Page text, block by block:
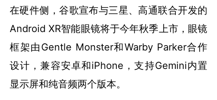
在硬件侧，谷歌宣布与三星、高通联合开发的
Android XR智能眼镜将于今年秋季上市，眼镜
框架由Gentle Monster和Warby Parker合作
设计，兼容安卓和iPhone，支持Gemini内置
显示屏和纯音频两个版本。